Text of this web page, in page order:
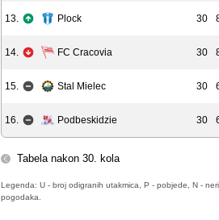
13. Plock 30
14. FC Cracovia 30
15. Stal Mielec 30
16. Podbeskidzie 30
Tabela nakon 30. kola
Legenda: U - broj odigranih utakmica, P - pobjede, N -
pogodaka.